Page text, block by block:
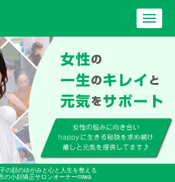
の顔のゆがみと心と人生を整える
の小顔矯正サロンオーナーmiwa